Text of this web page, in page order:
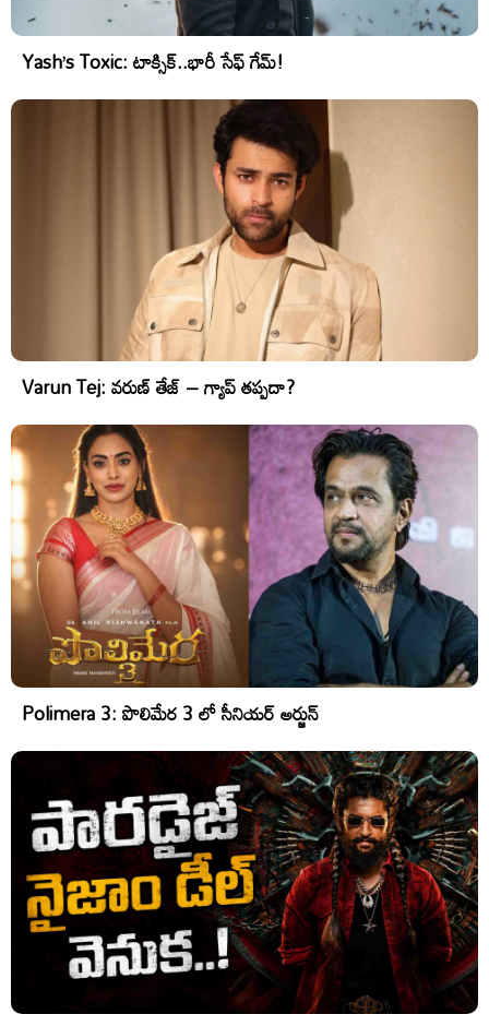
Yash’s Toxic: టాక్సిక్..భారీ సేఫ్ గేమ్!
Varun Tej: వరుణ్ తేజ్ – గ్యాప్ తప్పదా?
Polimera 3: పొలిమేర 3 లో సీనియర్ అర్జున్